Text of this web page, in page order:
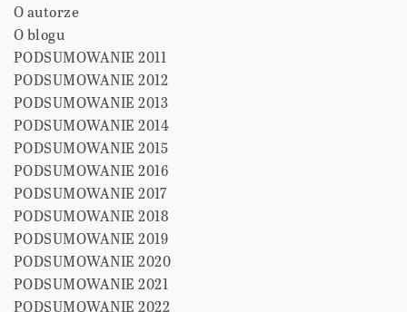
O autorze
O blogu
PODSUMOWANIE 2011
PODSUMOWANIE 2012
PODSUMOWANIE 2013
PODSUMOWANIE 2014
PODSUMOWANIE 2015
PODSUMOWANIE 2016
PODSUMOWANIE 2017
PODSUMOWANIE 2018
PODSUMOWANIE 2019
PODSUMOWANIE 2020
PODSUMOWANIE 2021
PODSUMOWANIE 2022